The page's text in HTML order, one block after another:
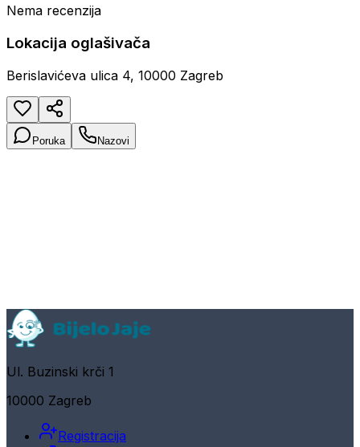
Nema recenzija
Lokacija oglašivača
Berislavićeva ulica 4, 10000 Zagreb
Poruka Nazovi
Ul. Buzinski krči 1
10000 Zagreb
Registracija